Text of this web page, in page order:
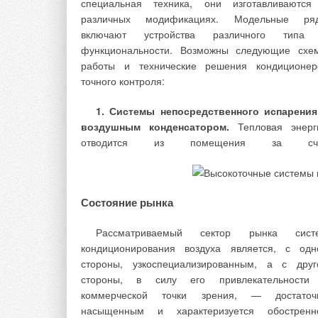
специальная техника, они
различных модификациях. Модельные
включают устройства различного
функциональности. Возможны следующие
работы и технические решения
точного контроля:
1. Системы непосредственного
воздушным конденсатором. Тепловая
отводится из помещения за
Состояние рынка
Рассматриваемый сектор рынка
кондиционирования воздуха является, с
стороны, узкоспециализированным, а с
стороны, в силу его
коммерческой точки зрения, —
насыщенным и характеризуется
Приточные агрегаты работают по
схеме и в них круглый год
санитарная норма наружного воздуха ^
пн
холодный период года при расчетной
наружного воздуха t
нагрев Lпносуществляется в
приточного агрегата, в который
трудом удается убедить инвесторов
экономической и экологической
применения новаций по
разработанных авторами. Хотя именно в
1983 году при строительстве здания Госстроя
(ул. Большая Дмитровская, д. 28) впервые в
стране применена система утилизации
вытяжного воздуха на нагрев саннормы